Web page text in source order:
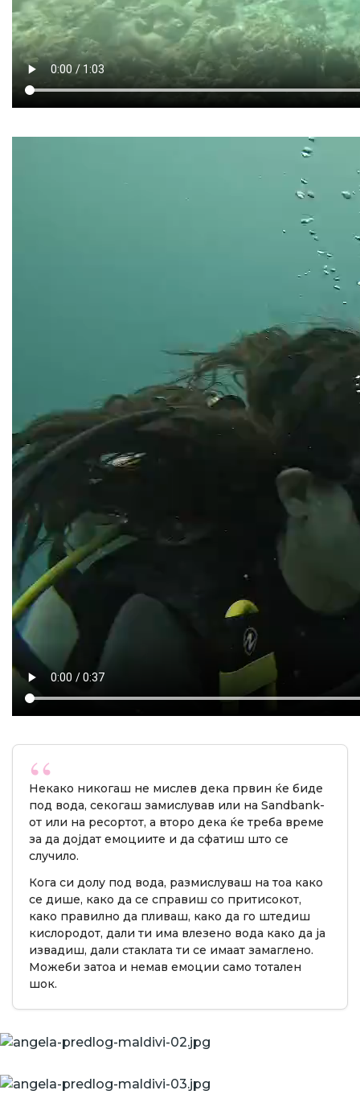
Некако никогаш не мислев дека првин ќе биде
под вода, секогаш замислував или на Sandbank-
от или на ресортот, а второ дека ќе треба време
за да дојдат емоциите и да сфатиш што се
случило.
Кога си долу под вода, размислуваш на тоа како
се дише, како да се справиш со притисокот,
како правилно да пливаш, како да го штедиш
кислородот, дали ти има влезено вода како да ја
извадиш, дали стаклата ти се имаат замаглено.
Можеби затоа и немав емоции само тотален
шок.